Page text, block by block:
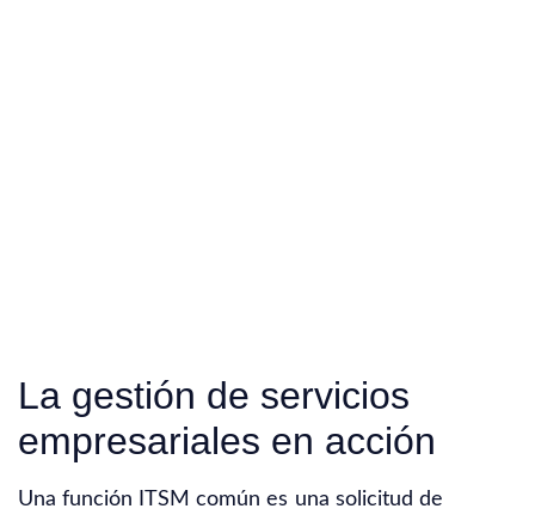
La gestión de servicios
empresariales en acción
Una función ITSM común es una solicitud de